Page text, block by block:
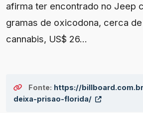
afirma ter encontrado no Jeep
gramas de oxicodona, cerca
cannabis, US$ 26...
Fonte: https://
deixa-prisao-florida/